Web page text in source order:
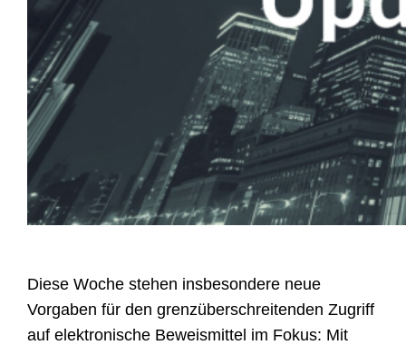
Diese Woche stehen insbesondere neue
Vorgaben für den grenzüberschreitenden Zugriff
auf elektronische Beweismittel im Fokus: Mit